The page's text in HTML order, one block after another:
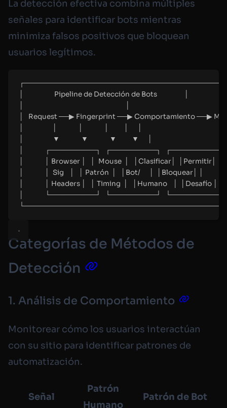
La detección efectiva combina múltiples
señales para identificar bots mientras
minimiza falsos positivos que bloquean
usuarios legítimos.
│                    Pipeline de Detección de Bots                  │
│   Request ──▶ Fingerprint ──▶ Comportamiento ──▶ ML
│                   ▼              ▼              ▼          ▼      │
│              ┌─────────┐   ┌─────────┐
│              │ Browser │   │  Mouse  │   │Clasificar│  │Permitir│ │
│              │  Sig    │   │ Patrón  │   │Bot/      │  │Bloquear│ │
│              │ Headers │   │ Timing  │   │Humano    │  │Desafío │ │
│              └─────────┘   └─────────┘
Categorías de Métodos de
Detección
1. Análisis de Comportamiento
Monitorear cómo los usuarios interactúan
con su sitio para identificar patrones de
automatización.
Señal
Patrón
Humano
Patrón de Bot